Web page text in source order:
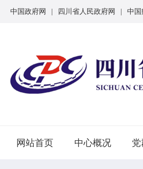
中国政府网 | 四川省人民政府网 | 中国
网站首页 中心概况 党